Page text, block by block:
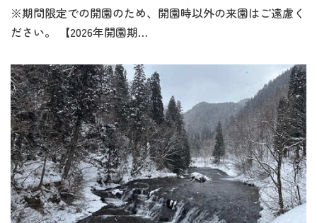
※期間限定での開園のため、開園時以外の来園はご遠慮く
ださい。 【2026年開園期…